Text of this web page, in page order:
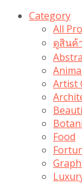
Category
All
ดูสินค้
Artist
Food